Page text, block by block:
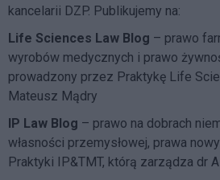
kancelarii DZP. Publikujemy na:
Life Sciences Law Blog – prawo
wyrobów medycznych i prawo
prowadzony przez Praktykę Life
Mateusz Mądry
IP Law Blog – prawo na dobrach
własności przemysłowej, prawa
Praktyki IP&TMT, którą zarządza dr